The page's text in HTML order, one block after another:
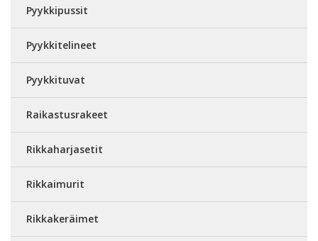
Pyykkipussit
Pyykkitelineet
Pyykkituvat
Raikastusrakeet
Rikkaharjasetit
Rikkaimurit
Rikkakeräimet